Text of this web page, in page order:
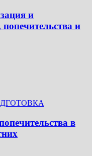
и
попечительства и
в